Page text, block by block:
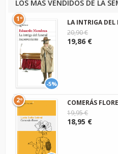
LOS MÁS VENDIDOS DE LA
-5%
1º
LA INTRIGA
20,90 €
19,86 €
2º
COMERÁS
19,95 €
18,95 €